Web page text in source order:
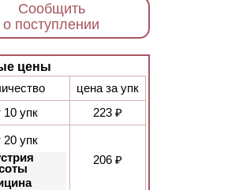
Сообщить
о поступлении
цены
цена за упк
10 упк
223 ₽
20 упк
206 ₽